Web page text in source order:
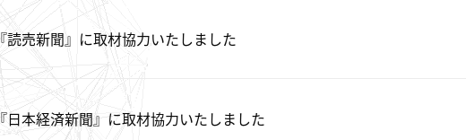
『読売新聞』に取材協力いたしました
『日本経済新聞』に取材協力いたしました